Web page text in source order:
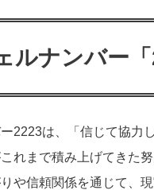
ルナンバー
2223は、「信じて協力
れまで積み上げてきた
や信頼関係を通じて、